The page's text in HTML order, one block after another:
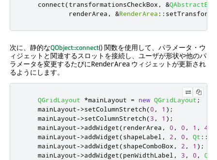
    connect
(transformationsCheckBox , &
            renderArea
, &RenderArea ::
次に、静的なQObject::connect() 関数を使用して、パラメータ・ウ
ィジェットと関連するスロットを接続し、ユーザが形状や他のパ
ラメータを変更するたびにRenderArea ウィジェットが更新され
るようにします。
QGridLayout *mainLayout = new QGridLayout ;
    mainLayout
->setColumnStretch(0 , 1 );
    mainLayout
->setColumnStretch(3 , 1 );
    mainLayout
->addWidget(renderArea , 0 , 0 , 1 , 4
    mainLayout
->addWidget(shapeLabel , 2 , 0 , Qt ::
    mainLayout
->addWidget(shapeComboBox , 2 , 1 );
    mainLayout
->addWidget(penWidthLabel , 3 , 0 , Qt